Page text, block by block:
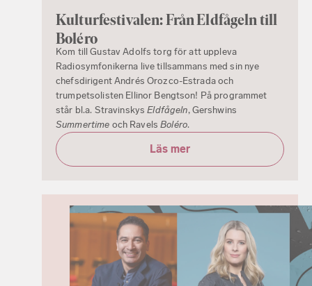
Kulturfestivalen: Från Eldfågeln till
Boléro
Kom till Gustav Adolfs torg för att uppleva
Radiosymfonikerna live tillsammans med sin nye
chefsdirigent Andrés Orozco-Estrada och
trumpetsolisten Ellinor Bengtson! På programmet
står bl.a. StravinskysEldfågeln, Gershwins
Summertime och RavelsBoléro.
Läs mer